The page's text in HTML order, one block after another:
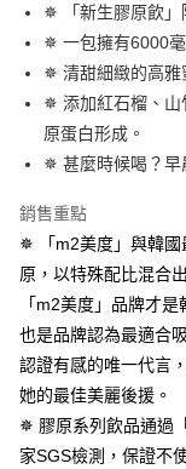
法說明評估內容。
【繳款方式說明】
1.分期款項不併入電信
醒簡訊。
2.透過簡訊連結打開帳
【注意事項】
用戶於交易時，得透過
2.基於同意付款使用「
資料（包含姓名、電話
由本公司與您本人進行
3.完整用戶服務條款，
３．安心：先確認商品
【「AFTEE先享後付」
１．於結帳方式選擇「
結帳頁面，進行簡訊認
２．訂單成立數日內，
３．收到繳費通知簡訊
ATM／網路銀行／等多
購買商品的店家。未經
後付繳納相關費用。
是否繳費成功／繳費後
客戶支援中心」https://
【注意事項】
１．透過由恩沛科技股
易，需依本服務之必要
權轉讓予恩沛科技股份
２．關於個人資料處理
https://aftee.tw/terms/
每筆NT$100，滿
付款後全家取貨
每筆NT$100，滿
每筆NT$100，滿
付款後萊爾富取貨
每筆NT$100，滿
7-11取貨付款
每筆NT$100，滿
付款後7-11取貨
每筆NT$100，滿
✵ 「新生膠原飲」
✵ 一包擁有6000
✵ 清甜細緻的高雅
✵ 添加紅石榴、山
原蛋白形成。
✵ 甚麼時候喝？早
銷售重點
✵ 「m2美度」與韓國
原，以特殊配比混合
「m2美度」品牌才
也是品牌認為最適合
認證有感的唯一代言
她的最佳美麗後援。
✵ 膠原系列飲品通過
家SGS檢測，保證不